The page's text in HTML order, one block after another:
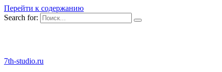
Перейти к содержанию
Search for:
7th-studio.ru